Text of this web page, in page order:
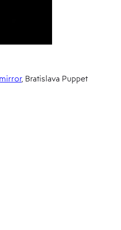
, Bratislava Puppet